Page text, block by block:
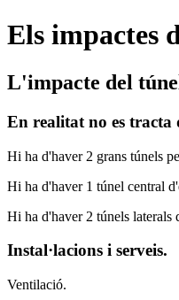
Els impactes
L'impacte del
En realitat no es tracta
Hi ha d'haver 2 grans túnels
Hi ha d'haver 1 túnel central
Hi ha d'haver 2 túnels laterals
Instal·lacions i serveis.
Ventilació.